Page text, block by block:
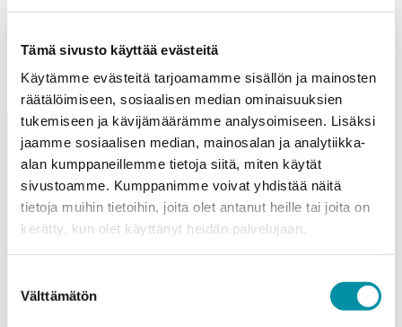
Tämä sivusto käyttää evästeitä
Käytämme evästeitä tarjoamamme sisällön ja mainosten
räätälöimiseen, sosiaalisen median ominaisuuksien
tukemiseen ja kävijämäärämme analysoimiseen. Lisäksi
jaamme sosiaalisen median, mainosalan ja analytiikka-
alan kumppaneillemme tietoja siitä, miten käytät
sivustoamme. Kumppanimme voivat yhdistää näitä
tietoja muihin tietoihin, joita olet antanut heille tai joita on
kerätty, kun olet käyttänyt heidän palvelujaan.
valinta
Välttämätön